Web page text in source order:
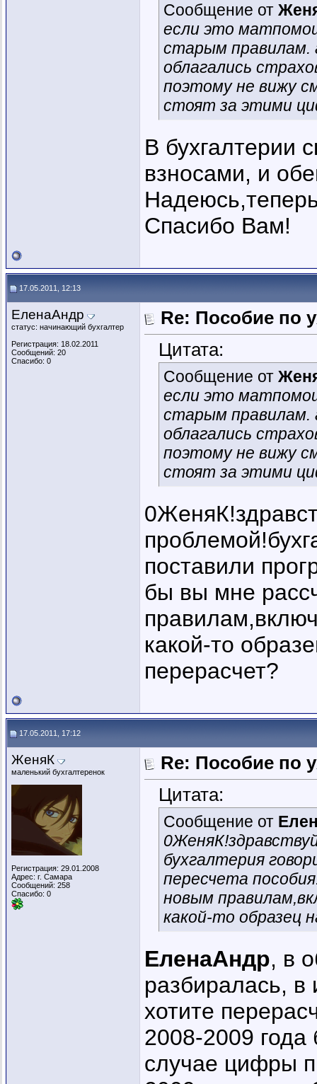
Сообщение от
если это
старым правилам.
облагались
поэтому не вижу
стоят за этими
В бухгалтерии
взносами, и
Спасибо Вам!
17.05.2011, 12:13
ЕленаАндр
статус: начинающий бухгалтер
Регистрация: 18.02.2011
Сообщений: 20
Спасибо: 0
Re: Пособие по
Цитата:
Сообщение от
если это
старым правилам.
облагались
поэтому не вижу
стоят за этими
поставили
бы вы мне
какой-то
перерасчет?
17.05.2011, 17:12
ЖеняК
маленький бухгалтеренок
Регистрация: 29.01.2008
Адрес: г. Самара
Сообщений: 258
Спасибо: 0
Re: Пособие по
Цитата:
Сообщение от
бухгалтерия
пересчета
новым
какой-то образец
ЕленаАндр, в
разбиралась, в
хотите
2008-2009
случае цифры